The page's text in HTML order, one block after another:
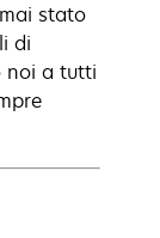
stato
di
noi a tutti